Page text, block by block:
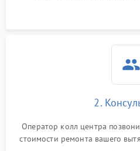
2.
Оператор колл центра
стоимости ремонта вашего